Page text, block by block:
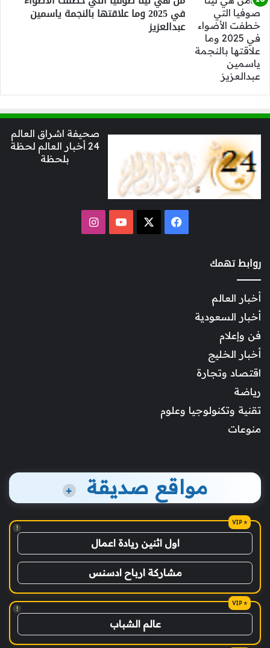
في 2025 وما علاقتها بالنجمة ياسمين
عبدالعزيز
صحيفة اشراق العالم
24 أخبار العالم لحظة
بلحظة
فيسبوك ‫YouTubeانستقرام
روابط تهمك
أخبار العالم
أخبار السعودية
فن وإعلام
أخبار الخليج
اقتصاد وتجارة
رياضة
تقنية وتكنولوجيا وعلوم
منوعات
مواقع صديقة +
!
اول اثنين ريادة اعمال
مشاركة ارباح ادسنس
!
عالم الشباب